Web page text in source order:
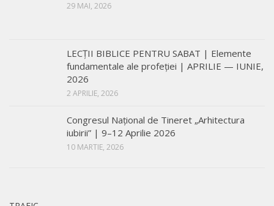
29 MAI, 2026
LECŢII BIBLICE PENTRU SABAT | Elemente
fundamentale ale profeției | APRILIE — IUNIE,
2026
2 APRILIE, 2026
Congresul Național de Tineret „Arhitectura
iubirii” | 9–12 Aprilie 2026
10 MARTIE, 2026